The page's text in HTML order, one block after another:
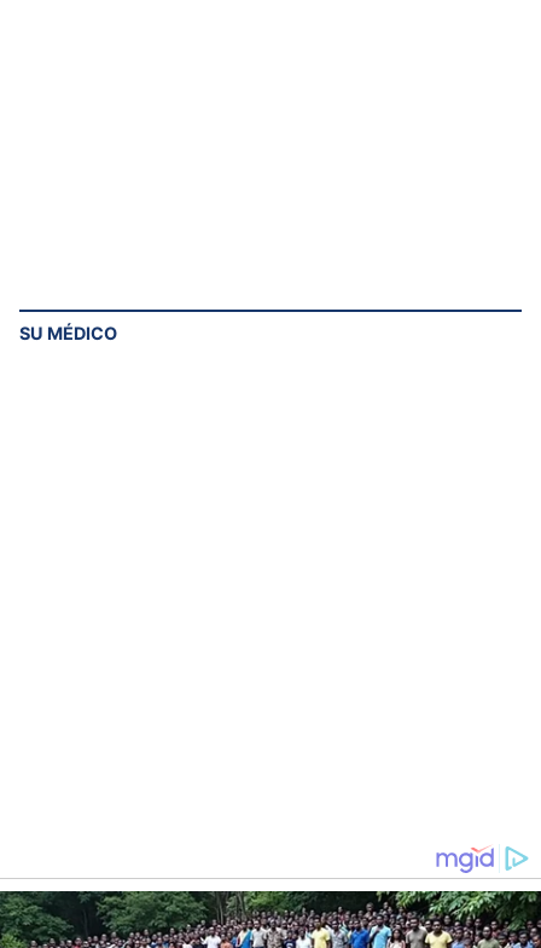
SU MÉDICO